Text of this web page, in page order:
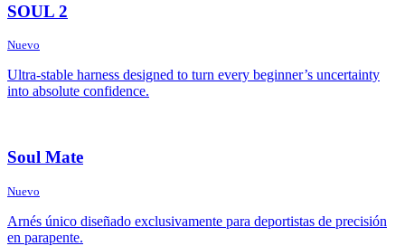
SOUL 2
Nuevo
Ultra-stable harness designed to turn every beginner’s uncertainty
into absolute confidence.
Soul Mate
Nuevo
Arnés único diseñado exclusivamente para deportistas de precisión
en parapente.